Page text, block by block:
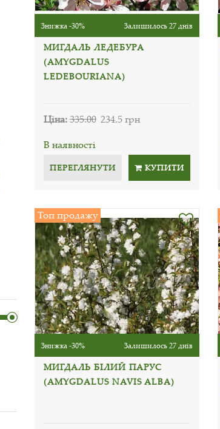
Знижка -30% Залишилось 27 днів
МИГДАЛЬ ЛЕДЕБУРА
(AMYGDALUS
LEDEBOURIANA)
Ціна:335.00 234.5 грн
В наявності
ПЕРЕГЛЯНУТИ КУПИТИ
Топ продажу
Знижка -30% Залишилось 27 днів
МИГДАЛЬ БІЛИЙ ПАРУС
(AMYGDALUS NAVIS ALBA)